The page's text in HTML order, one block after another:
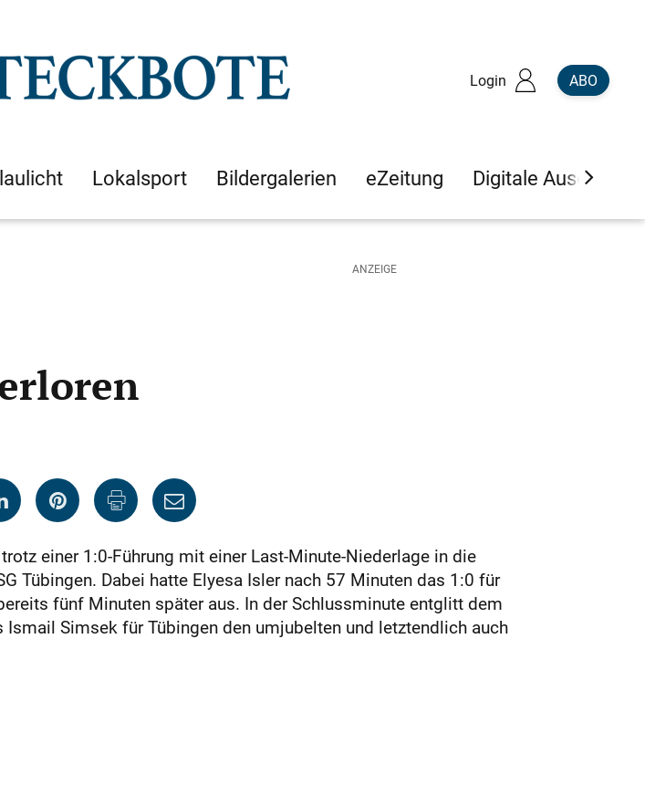
Login ABO
Lokalsport Bildergalerien eZeitung Digitale Ausgaben
einer 1:0-Führung mit einer Last-Minute-Niederlage in die
Tübingen. Dabei hatte Elyesa Isler nach 57 Minuten das 1:0 für
fünf Minuten später aus. In der Schlussminute entglitt dem
Simsek für Tübingen den umjubelten und letztendlich auch